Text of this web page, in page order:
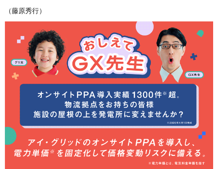
（藤原秀行）